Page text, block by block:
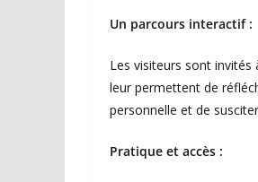
Un parcours interactif :
Les visiteurs sont
leur permettent de
personnelle et de
Pratique et accès :